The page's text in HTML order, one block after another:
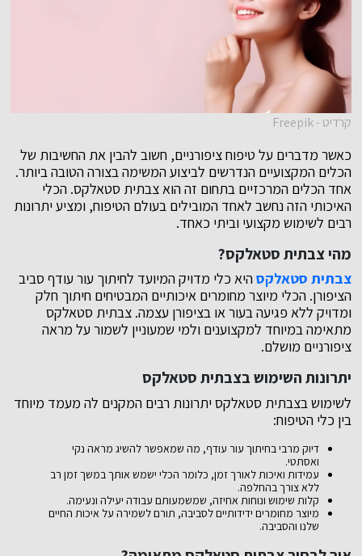
קרדיט - Freepik
כאשר מדברים על טיפוח ציפורניים, חשוב להבין את החשיבות של
הכלים המקצועיים הנדרשים לביצוע המשימה בצורה הטובה ביותר.
אחד הכלים המרכזיים בתחום זה הוא צבתית סטאלקס. הכלי
האיכותי הזה נחשב לאחד המובילים בעולם הטיפוח, ומציע יתרונות
רבים לשימוש מקצועי וביתי כאחד.
מהי צבתית סטאלקס?
צבתית סטאלקסהיא כלי מדויק המיועד לחיתוך עור עודף סביב
הציפורן. הכלי מיוצר מחומרים איכותיים המבטיחים חיתוך חלק
ומדויק ללא פגיעה בעור או בציפורן עצמה. צבתית סטאלקס
מתאימה במיוחד למקצוענים ולמי שמעוניין לשמור על מראה
ציפורניים מושלם.
יתרונות השימוש בצבתית סטאלקס
לשימוש בצבתית סטאלקס יתרונות רבים המקנים לה מעמד מיוחד
בין כלי הטיפוח:
דיוק מרבי בחיתוך עור עודף, מה שמאפשר להשיג מראה נקי
ואסתטי.
עמידות ואיכות לאורך זמן, כלומר הכלי ישמש אותך במשך זמן רב
ללא צורך בהחלפה.
קלות שימוש ונוחות אחיזה, שמשמעותם עבודה יעילה ונעימה.
מיוצר מחומרים ידידותיים לסביבה, תורם לשמירה על איכות החיים
שלנו והסביבה.